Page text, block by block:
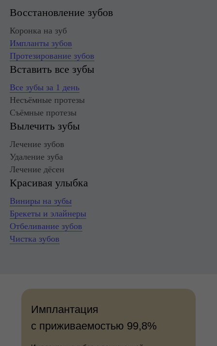
Восстановление зубов
Коронка на зуб
Импланты зубов
Протезирование зубов
Вставить все зубы
Все зубы за 1 день
Несъёмные протезы
Съёмные протезы
Вылечить зубы
Лечение зубов
Удаление зуба
Лечение дёсен
Красивая улыбка
Виниры на зубы
Брекеты и элайнеры
Отбеливание зубов
Чистка зубов
Имплантация
с приживаемостью 99,8%